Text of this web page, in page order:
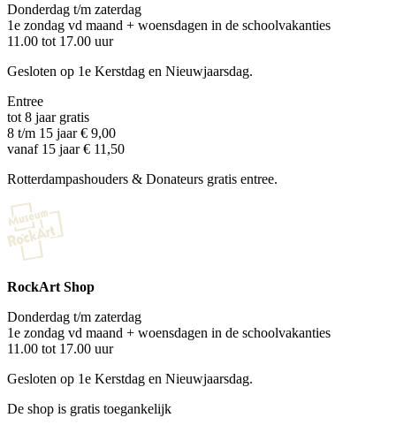
Donderdag t/m zaterdag
1e zondag vd maand + woensdagen in de schoolvakanties
11.00 tot 17.00 uur
Gesloten op 1e Kerstdag en Nieuwjaarsdag.
Entree
tot 8 jaar gratis
8 t/m 15 jaar € 9,00
vanaf 15 jaar € 11,50
Rotterdampashouders & Donateurs gratis entree.
RockArt Shop
Donderdag t/m zaterdag
1e zondag vd maand + woensdagen in de schoolvakanties
11.00 tot 17.00 uur
Gesloten op 1e Kerstdag en Nieuwjaarsdag.
De shop is gratis toegankelijk